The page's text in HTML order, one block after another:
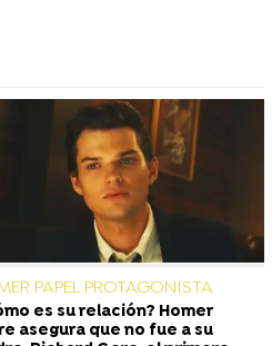
PAPEL PROTAGONISTA
es su relación? Homer
asegura que no fue a su